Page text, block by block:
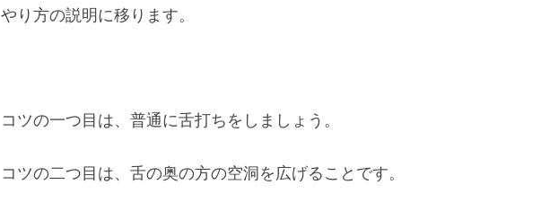
やり方の説明に移ります。
コツの一つ目は、普通に舌打ちをしましょう。
コツの二つ目は、舌の奥の方の空洞を広げることです。